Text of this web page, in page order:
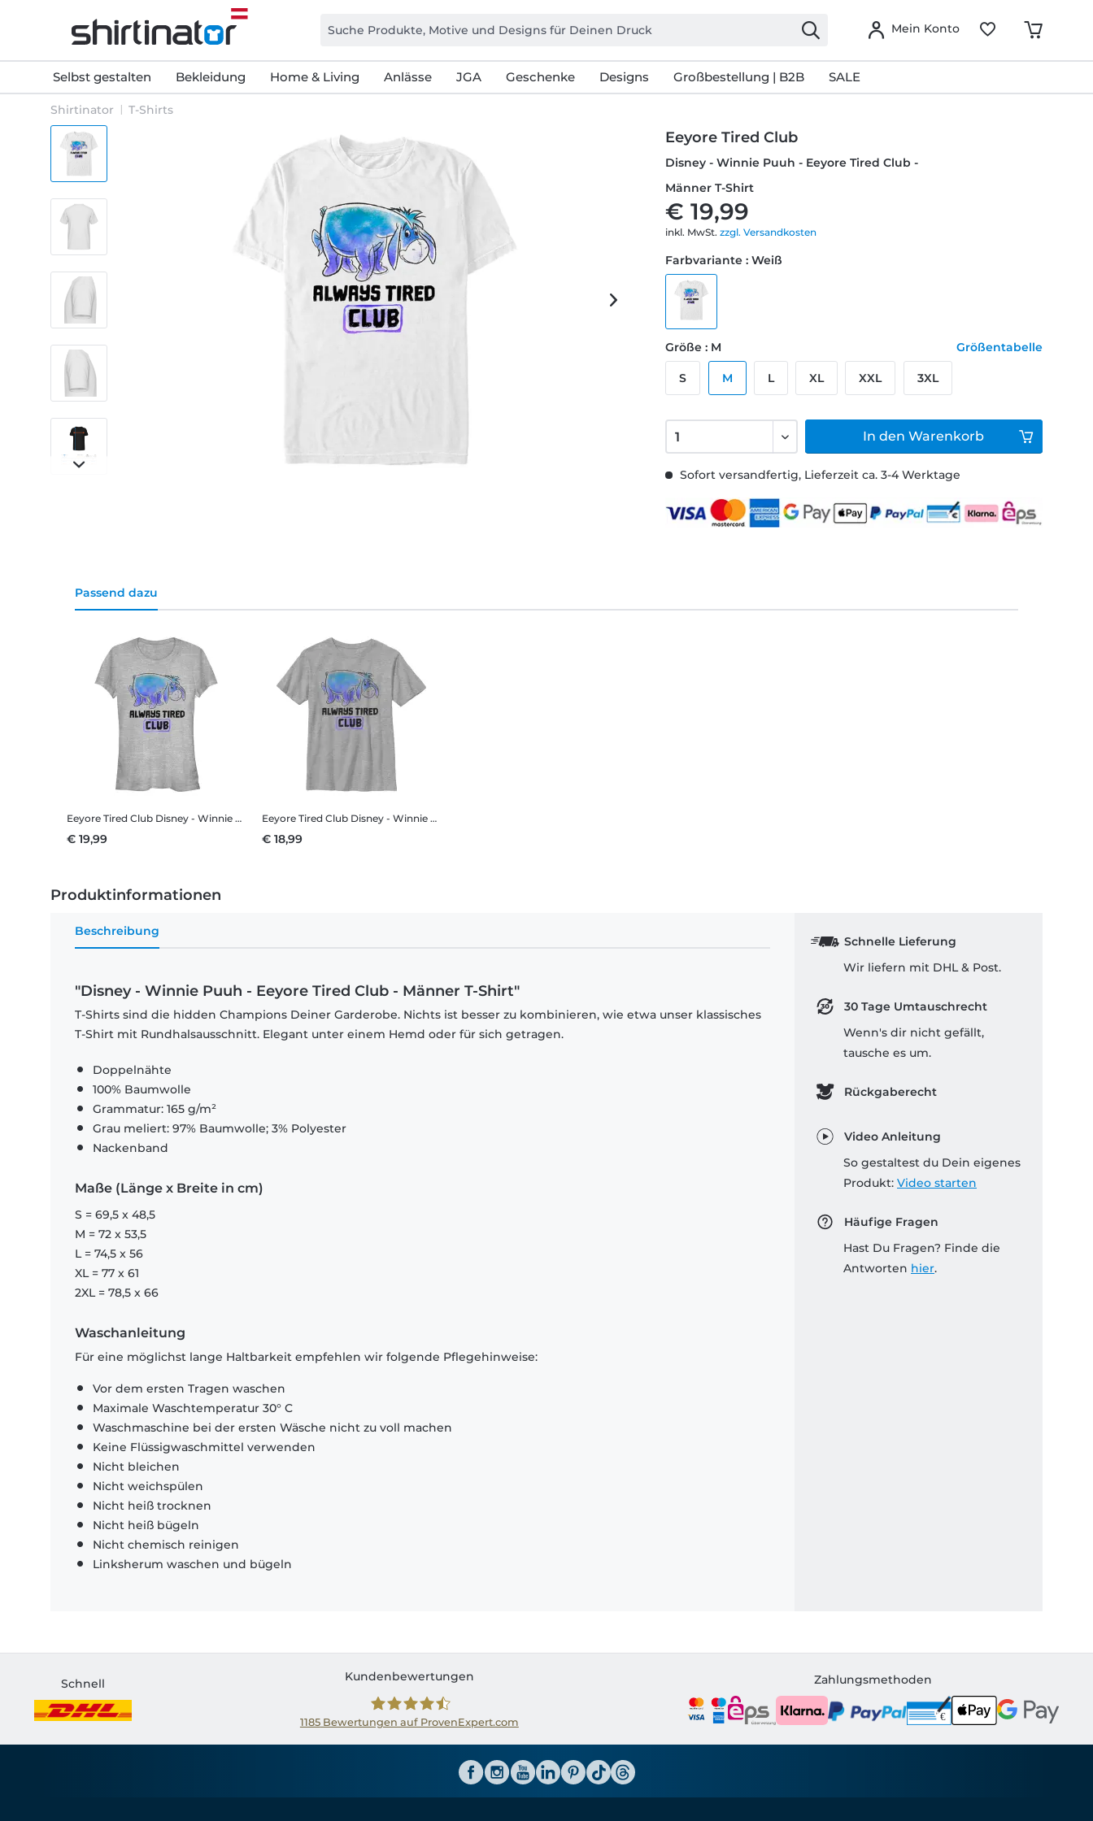
Mein Konto
Selbst gestalten Bekleidung Home & Living Anlässe JGA Geschenke Designs Großbestellung | B2B SALE
Shirtinator T-Shirts
Eeyore Tired Club
Disney - Winnie Puuh - Eeyore Tired Club -
Männer T-Shirt
€ 19,99
inkl. MwSt.zzgl. Versandkosten
Sofort versandfertig, Lieferzeit ca. 3-4 Werktage
Farbvariante : Weiß
Größe : M Größentabelle
S M L XL XXL 3XL
In den Warenkorb
Passend dazu
Eeyore Tired Club Disney - Winnie Puuh - Eeyore Tired Club - Frauen T-Shirt
€ 19,99
Eeyore Tired Club Disney - Winnie Puuh - Eeyore Tired Club - Kinder T-Shirt
€ 18,99
Produktinformationen
Beschreibung
"Disney - Winnie Puuh - Eeyore Tired Club - Männer T-Shirt"
T-Shirts sind die hidden Champions Deiner Garderobe. Nichts ist besser zu kombinieren, wie etwa unser klassisches
T-Shirt mit Rundhalsausschnitt. Elegant unter einem Hemd oder für sich getragen.
Doppelnähte
100% Baumwolle
Grammatur: 165 g/m²
Grau meliert: 97% Baumwolle; 3% Polyester
Nackenband
Maße (Länge x Breite in cm)
S = 69,5 x 48,5
M = 72 x 53,5
L = 74,5 x 56
XL = 77 x 61
2XL = 78,5 x 66
Waschanleitung
Für eine möglichst lange Haltbarkeit empfehlen wir folgende Pflegehinweise:
Vor dem ersten Tragen waschen
Maximale Waschtemperatur 30° C
Waschmaschine bei der ersten Wäsche nicht zu voll machen
Keine Flüssigwaschmittel verwenden
Nicht bleichen
Nicht weichspülen
Nicht heiß trocknen
Nicht heiß bügeln
Nicht chemisch reinigen
Linksherum waschen und bügeln
Schnelle Lieferung
Wir liefern mit DHL & Post.
30 Tage Umtauschrecht
Wenn's dir nicht gefällt,
tausche es um.
Rückgaberecht
Video Anleitung
So gestaltest du Dein eigenes
Produkt: Video starten
Häufige Fragen
Hast Du Fragen? Finde die
Antworten hier.
Schnell
Kundenbewertungen
1185Bewertungen auf ProvenExpert.com
Zahlungsmethoden